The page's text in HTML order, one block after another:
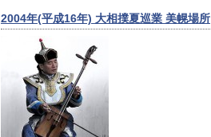
2004年(平成16年) 大相撲夏巡業 美幌場所